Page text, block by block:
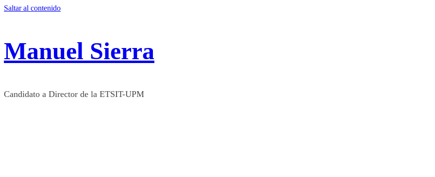
Saltar al contenido
Manuel Sierra
Candidato a Director de la ETSIT-UPM